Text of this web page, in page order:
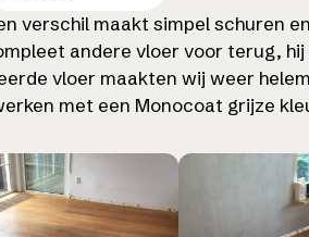
verschil maakt simpel schuren
andere vloer voor terug,
vloer maakten wij weer
met een Monocoat grijze